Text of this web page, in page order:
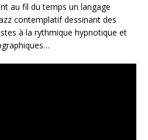
au fil du temps un langage
contemplatif dessinant des
à la rythmique hypnotique et